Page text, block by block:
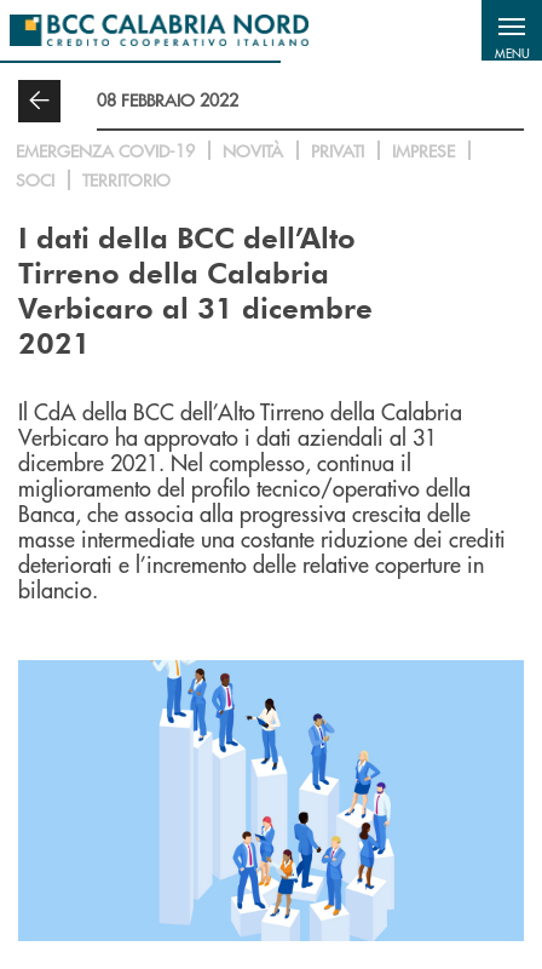
Salta al contenuto principale
MENU
08 FEBBRAIO 2022
EMERGENZA COVID-19 NOVITÀ PRIVATI
IMPRESE
SOCI
TERRITORIO
I dati della BCC dell’Alto
Tirreno della Calabria
Verbicaro al 31 dicembre
2021
Il CdA della BCC dell’Alto Tirreno della Calabria
Verbicaro ha approvato i dati aziendali al 31
dicembre 2021. Nel complesso, continua il
miglioramento del profilo tecnico/operativo della
Banca, che associa alla progressiva crescita delle
masse intermediate una costante riduzione dei crediti
deteriorati e l’incremento delle relative coperture in
bilancio.